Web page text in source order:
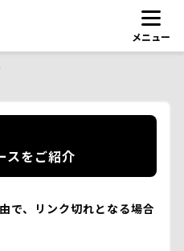
メニュー
スをご紹介
で、リンク切れとなる場合